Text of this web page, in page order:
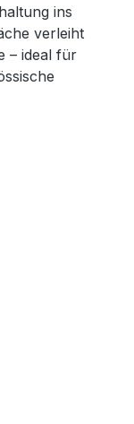
ins
verleiht
– ideal für